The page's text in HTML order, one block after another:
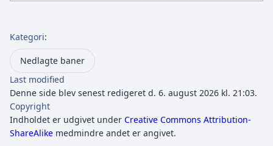
Kategori:
Nedlagte baner
Last modified
Denne side blev senest redigeret d. 6. august 2026 kl. 21:03.
Copyright
Indholdet er udgivet under Creative Commons Attribution-
ShareAlike medmindre andet er angivet.